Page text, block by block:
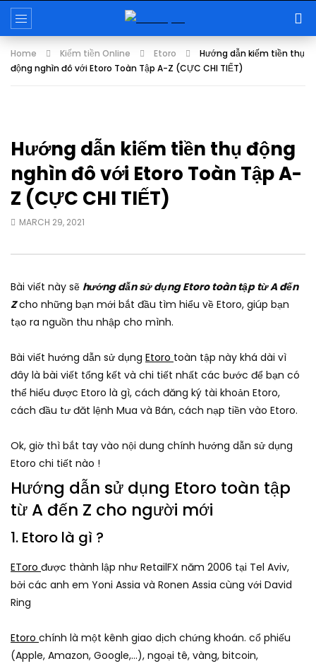
Home Kiếm tiền Online Etoro
Hướng dẫn kiếm tiền thụ
động nghìn đô với Etoro Toàn Tập A-Z (CỰC CHI TIẾT)
Hướng dẫn kiếm tiền thụ động
nghìn đô với Etoro Toàn Tập A-
Z (CỰC CHI TIẾT)
MARCH 29, 2021
Bài viết này sẽ hướng dẫn sử dụng Etoro toàn tập từ A đến
Zcho những bạn mới bắt đầu tìm hiểu về Etoro, giúp bạn
tạo ra nguồn thu nhập cho mình.
Bài viết hướng dẫn sử dụng Etoro toàn tập này khá dài vì
đây là bài viết tổng kết và chi tiết nhất các bước để bạn có
thể hiểu được Etoro là gì, cách đăng ký tài khoản Etoro,
cách đầu tư đăt lệnh Mua và Bán, cách nạp tiền vào Etoro.
Ok, giờ thì bắt tay vào nội dung chính hướng dẫn sử dụng
Etoro chi tiết nào !
Hướng dẫn sử dụng Etoro toàn tập
từ A đến Z cho người mới
1. Etoro là gì ?
EToro được thành lập như RetailFX năm 2006 tại Tel Aviv,
bởi các anh em Yoni Assia và Ronen Assia cùng với David
Ring
Etoro chính là một kênh giao dịch chứng khoán. cổ phiếu
(Apple, Amazon, Google,…), ngoại tê, vàng, bitcoin,